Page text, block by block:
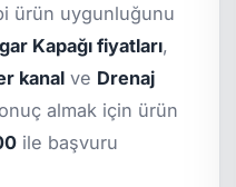
ürün uygunluğunu
Kapağı fiyatları,
kanal ve Drenaj
almak için ürün
ile başvuru